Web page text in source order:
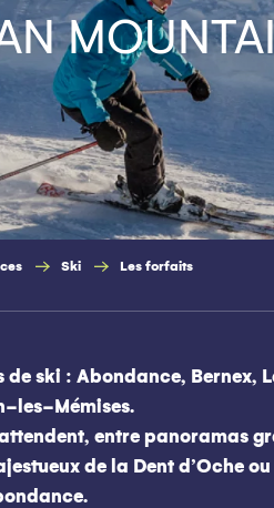
Ski Les forfaits
ski : Abondance, Bernex,
les-Mémises.
entre panoramas
de la Dent d’Oche